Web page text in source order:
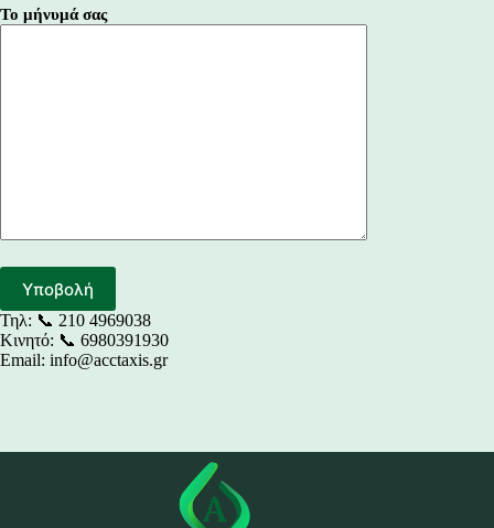
Το μήνυμά σας
Τηλ: 📞 210 4969038
Κινητό: 📞 6980391930
Email: info@acctaxis.gr